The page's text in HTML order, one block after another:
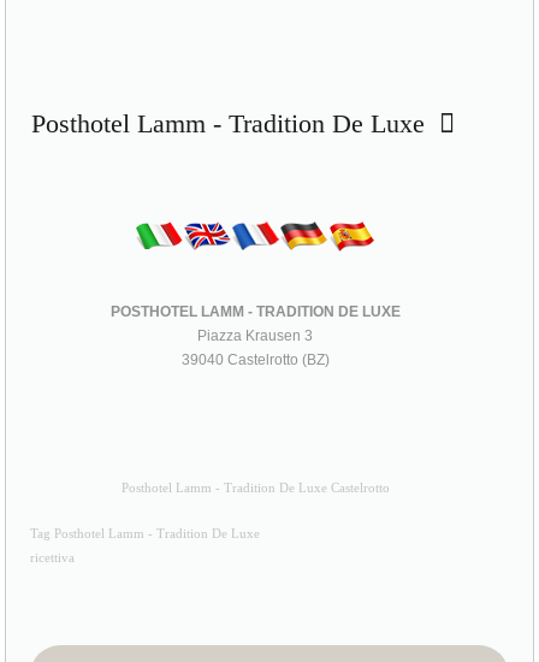
Posthotel Lamm - Tradition De Luxe
POSTHOTEL LAMM - TRADITION DE LUXE
Piazza Krausen 3
39040 Castelrotto (BZ)
Posthotel Lamm - Tradition De Luxe Castelrotto
Tag Posthotel Lamm - Tradition De Luxe
ricettiva